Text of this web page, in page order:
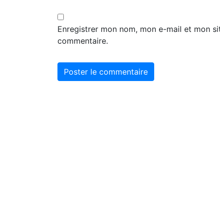
Enregistrer mon nom, mon e-mail et mon
commentaire.